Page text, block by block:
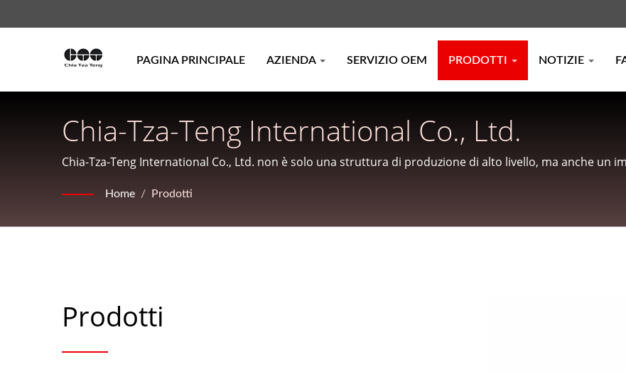
PAGINA PRINCIPALE AZIENDA SERVIZIO OEM PRODOTTI NOTIZIE
Chia-Tza-Teng International Co., Ltd.
Chia-Tza-Teng International Co., Ltd. non è solo una struttura di produzione di alto livello, ma anche un
nero istantaneo e polvere di tè verde istantaneo.
Home / Prodotti
Prodotti